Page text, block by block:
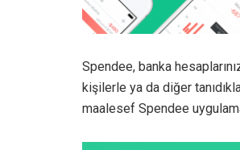
Spendee, banka
kişilerle ya da diğer
maalesef Spendee